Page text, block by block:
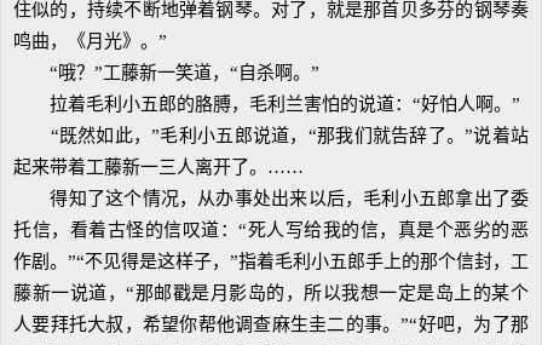
住似的，持续不断地弹着钢琴。对了，就是那首贝多芬的钢琴奏
鸣曲，《月光》。”
“哦？”工藤新一笑道，“自杀啊。”
拉着毛利小五郎的胳膊，毛利兰害怕的说道：“好怕人啊。”
“既然如此，”毛利小五郎说道，“那我们就告辞了。”说着站
起来带着工藤新一三人离开了。……
得知了这个情况，从办事处出来以后，毛利小五郎拿出了委
托信，看着古怪的信叹道：“死人写给我的信，真是个恶劣的恶
作剧。”“不见得是这样子，”指着毛利小五郎手上的那个信封，工
藤新一说道，“那邮戳是月影岛的，所以我想一定是岛上的某个
人要拜托大叔，希望你帮他调查麻生圭二的事。”“好吧，为了那